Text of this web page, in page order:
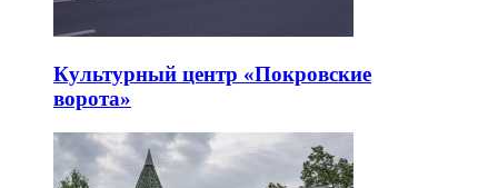
Культурный центр «Покровские
ворота»